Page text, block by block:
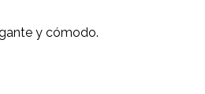
y cómodo.